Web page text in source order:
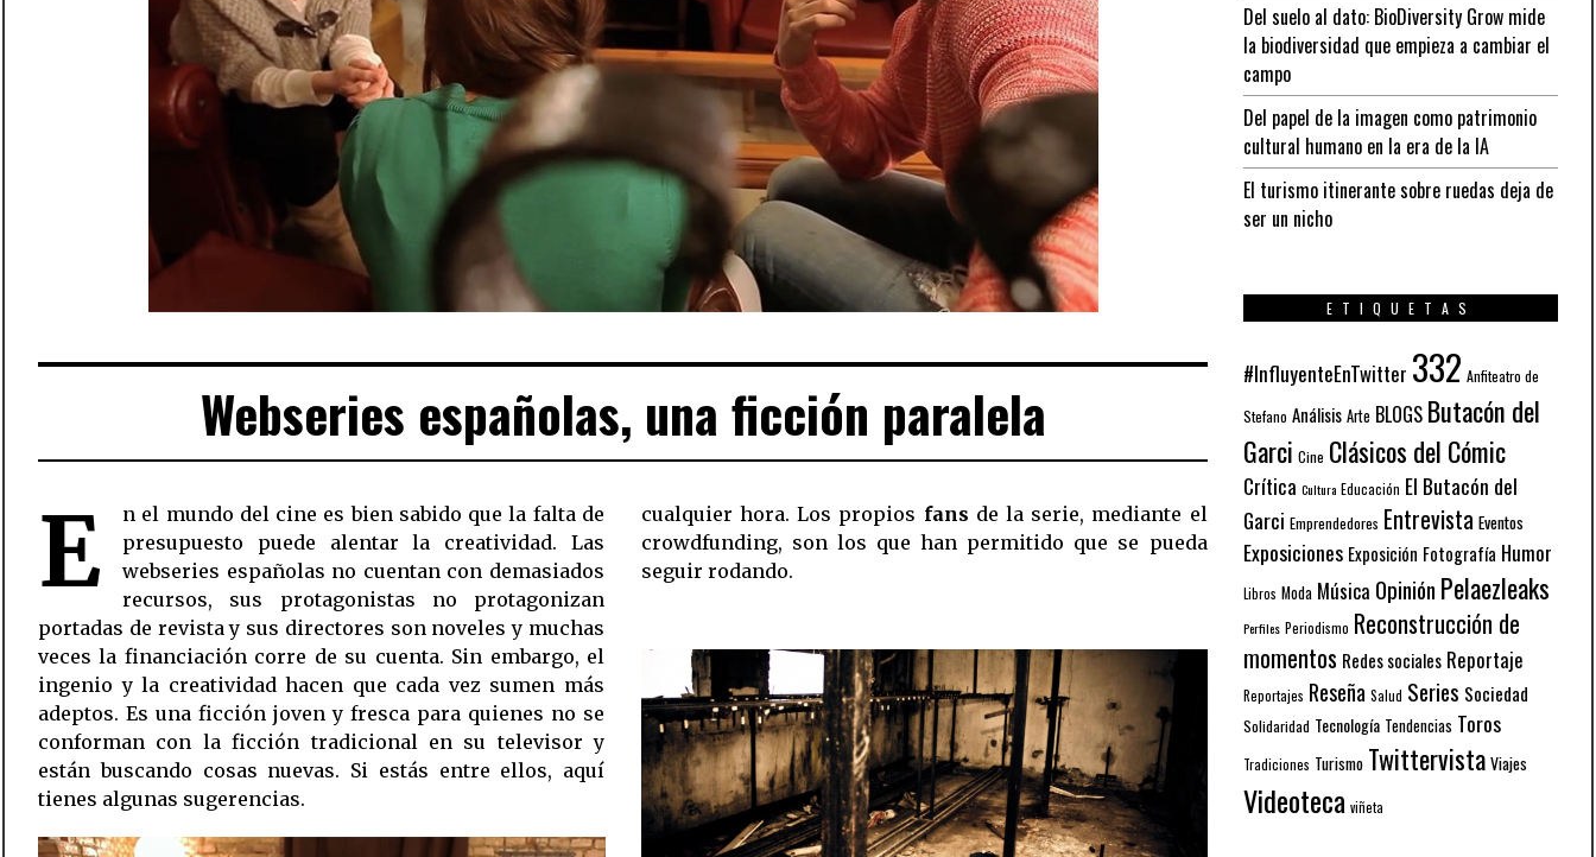
Webseries españolas, una ficción paralela
E
n el mundo del cine es bien sabido que la falta de
presupuesto puede alentar la creatividad. Las
webseries españolas no cuentan con demasiados
recursos, sus protagonistas no protagonizan
portadas de revista y sus directores son noveles y muchas
veces la financiación corre de su cuenta. Sin embargo, el
ingenio y la creatividad hacen que cada vez sumen más
adeptos. Es una ficción joven y fresca para quienes no se
conforman con la ficción tradicional en su televisor y
están buscando cosas nuevas. Si estás entre ellos, aquí
tienes algunas sugerencias.
cualquier hora. Los propios fans de la serie, mediante el
crowdfunding, son los que han permitido que se pueda
seguir rodando.
Del suelo al dato: BioDiversity Grow mide
la biodiversidad que empieza a cambiar el
campo
Del papel de la imagen como patrimonio
cultural humano en la era de la IA
El turismo itinerante sobre ruedas deja de
ser un nicho
ETIQUETAS
#InfluyenteEnTwitter 332 Anfiteatro de
Stefano Análisis Arte BLOGS Butacón del
Garci Cine Clásicos del Cómic
Crítica Cultura Educación El Butacón del
Garci Emprendedores Entrevista Eventos
Exposiciones Exposición Fotografía Humor
Libros Moda Música Opinión Pelaezleaks
Perfiles Periodismo Reconstrucción de
momentos Redes sociales Reportaje
Reportajes Reseña Salud Series Sociedad
Solidaridad Tecnología Tendencias Toros
Tradiciones Turismo Twittervista Viajes
Videoteca viñeta